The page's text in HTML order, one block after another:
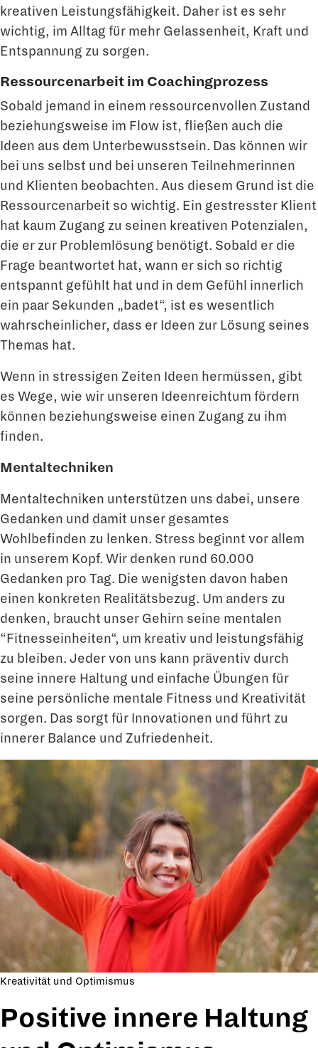
kreativen Leistungsfähigkeit. Daher ist es sehr
wichtig, im Alltag für mehr Gelassenheit, Kraft und
Entspannung zu sorgen.
Ressourcenarbeit im Coachingprozess
Sobald jemand in einem ressourcenvollen Zustand
beziehungsweise im Flow ist, fließen auch die
Ideen aus dem Unterbewusstsein. Das können wir
bei uns selbst und bei unseren Teilnehmerinnen
und Klienten beobachten. Aus diesem Grund ist die
Ressourcenarbeit so wichtig. Ein gestresster Klient
hat kaum Zugang zu seinen kreativen Potenzialen,
die er zur Problemlösung benötigt. Sobald er die
Frage beantwortet hat, wann er sich so richtig
entspannt gefühlt hat und in dem Gefühl innerlich
ein paar Sekunden „badet“, ist es wesentlich
wahrscheinlicher, dass er Ideen zur Lösung seines
Themas hat.
Wenn in stressigen Zeiten Ideen hermüssen, gibt
es Wege, wie wir unseren Ideenreichtum fördern
können beziehungsweise einen Zugang zu ihm
finden.
Mentaltechniken
Mentaltechniken unterstützen uns dabei, unsere
Gedanken und damit unser gesamtes
Wohlbefinden zu lenken. Stress beginnt vor allem
in unserem Kopf. Wir denken rund 60.000
Gedanken pro Tag. Die wenigsten davon haben
einen konkreten Realitätsbezug. Um anders zu
denken, braucht unser Gehirn seine mentalen
“Fitnesseinheiten“, um kreativ und leistungsfähig
zu bleiben. Jeder von uns kann präventiv durch
seine innere Haltung und einfache Übungen für
seine persönliche mentale Fitness und Kreativität
sorgen. Das sorgt für Innovationen und führt zu
innerer Balance und Zufriedenheit.
Kreativität und Optimismus
Positive innere Haltung